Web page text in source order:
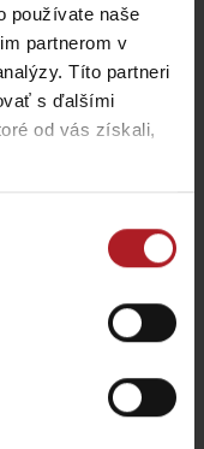
používate naše
partnerom v
Títo partneri
s ďalšími
od vás získali,
VegÁno
Hrádok
baníctva a